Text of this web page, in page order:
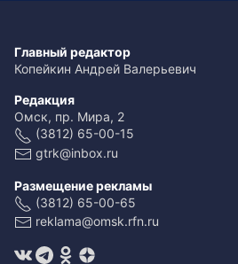
Главный редактор
Копейкин Андрей Валерьевич
Редакция
Омск, пр. Мира, 2
(3812) 65-00-15
gtrk@inbox.ru
Размещение рекламы
(3812) 65-00-65
reklama@omsk.rfn.ru